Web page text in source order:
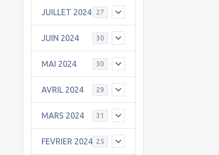
JUILLET 2024 27
JUIN 2024 30
MAI 2024 30
AVRIL 2024 29
MARS 2024 31
FEVRIER 2024 25